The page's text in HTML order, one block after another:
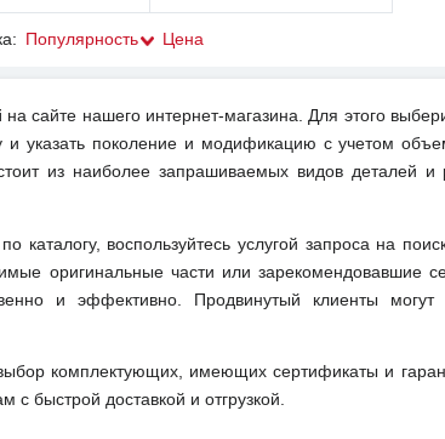
Популярность Цена
на сайте нашего интернет-магазина. Для этого
указать поколение и модификацию с учетом
из наиболее запрашиваемых видов деталей
каталогу, воспользуйтесь услугой запроса на
оригинальные части или зарекомендовавшие
и эффективно. Продвинутый клиенты
комплектующих, имеющих сертификаты и
с быстрой доставкой и отгрузкой.